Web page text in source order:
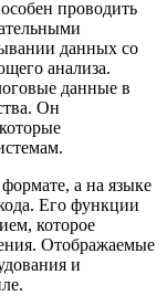
проводить
данных со
анализа.
данные в
Он
а на языке
Его функции
которое
Отображаемые
и